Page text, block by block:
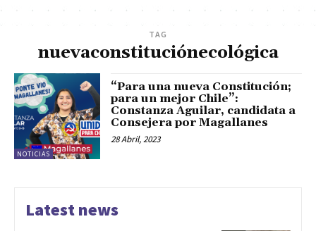
TAG
nuevaconstituciónecológica
NOTICIAS
“Para una nueva Constitución;
para un mejor Chile”:
Constanza Aguilar, candidata a
Consejera por Magallanes
28 Abril, 2023
Latest news